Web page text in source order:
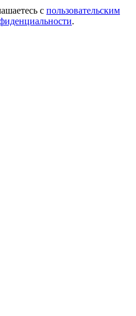
с пользовательским
.